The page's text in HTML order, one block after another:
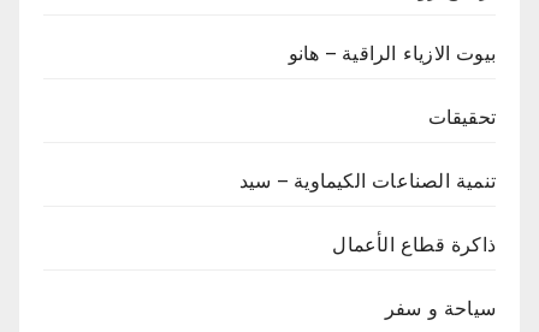
بيوت الازياء الراقية – هانو
تحقيقات
تنمية الصناعات الكيماوية – سيد
ذاكرة قطاع الأعمال
سياحة و سفر